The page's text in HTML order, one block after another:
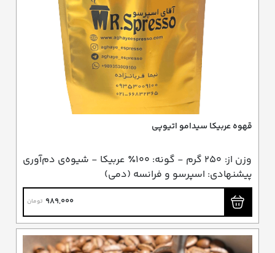
قهوه عربیکا سیدامو اتیوپی
وزن از: ۲۵۰ گرم - گونه: ۱۰۰٪ عربیکا - شیوه‌ی دم‌آوری
پیشنهادی: اسپرسو و فرانسه (دمی)
989,000 تومان